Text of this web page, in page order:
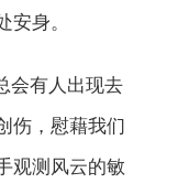
身。
会有人出现去
伤，慰藉我们
观测风云的敏